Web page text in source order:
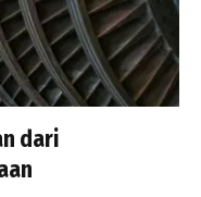
dari